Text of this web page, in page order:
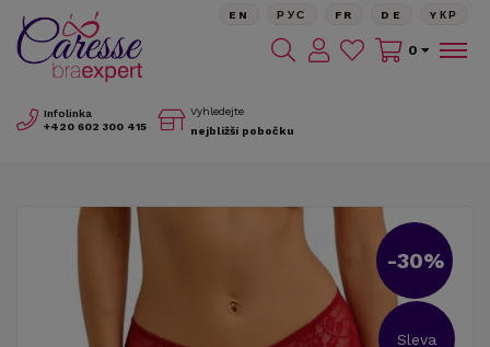
Infolinka
+420 602 300 415
Vyhledejte
nejbližší pobočku
EN РУС FR DE YКР
0
-30%
Sleva